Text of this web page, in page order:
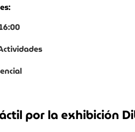
por la exhibición